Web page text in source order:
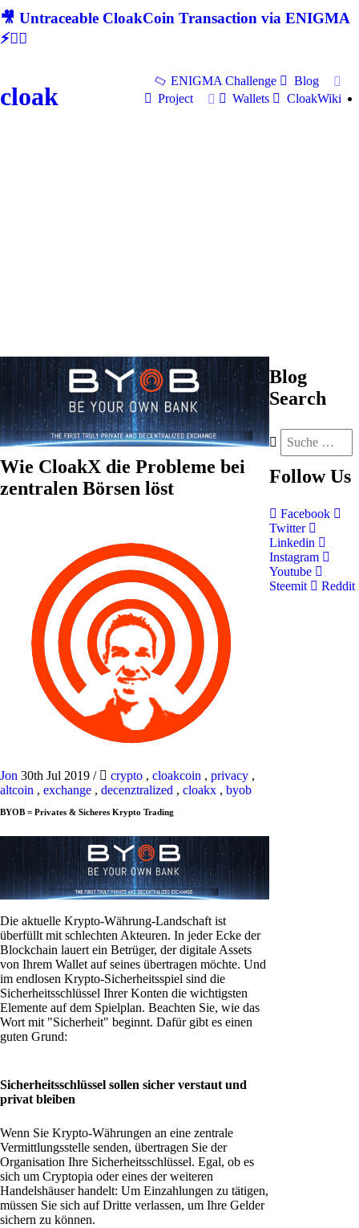
🎥 Untraceable CloakCoin Transaction via ENIGMA
⚡🕵‍♂
cloak
ENIGMA Challenge
Blog
Project
Wallets CloakWiki
Wie CloakX die Probleme bei
zentralen Börsen löst
Jon 30th Jul 2019 / crypto , cloakcoin , privacy ,
altcoin , exchange , decenztralized , cloakx , byob
BYOB = Privates & Sicheres Krypto Trading
Die aktuelle Krypto-Währung-Landschaft ist
überfüllt mit schlechten Akteuren. In jeder Ecke der
Blockchain lauert ein Betrüger, der digitale Assets
von Ihrem Wallet auf seines übertragen möchte. Und
im endlosen Krypto-Sicherheitsspiel sind die
Sicherheitsschlüssel Ihrer Konten die wichtigsten
Elemente auf dem Spielplan. Beachten Sie, wie das
Wort mit "Sicherheit" beginnt. Dafür gibt es einen
guten Grund:
Sicherheitsschlüssel sollen sicher verstaut und
privat bleiben
Wenn Sie Krypto-Währungen an eine zentrale
Vermittlungsstelle senden, übertragen Sie der
Organisation Ihre Sicherheitsschlüssel. Egal, ob es
sich um Cryptopia oder eines der weiteren
Handelshäuser handelt: Um Einzahlungen zu tätigen,
müssen Sie sich auf Dritte verlassen, um Ihre Gelder
sichern zu können.
Blog
Search
Follow Us
Facebook
Twitter
Linkedin
Instagram
Youtube
Steemit
Reddit